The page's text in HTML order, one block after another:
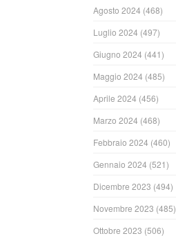
Agosto 2024 (468)
Luglio 2024 (497)
Giugno 2024 (441)
Maggio 2024 (485)
Aprile 2024 (456)
Marzo 2024 (468)
Febbraio 2024 (460)
Gennaio 2024 (521)
Dicembre 2023 (494)
Novembre 2023 (485)
Ottobre 2023 (506)